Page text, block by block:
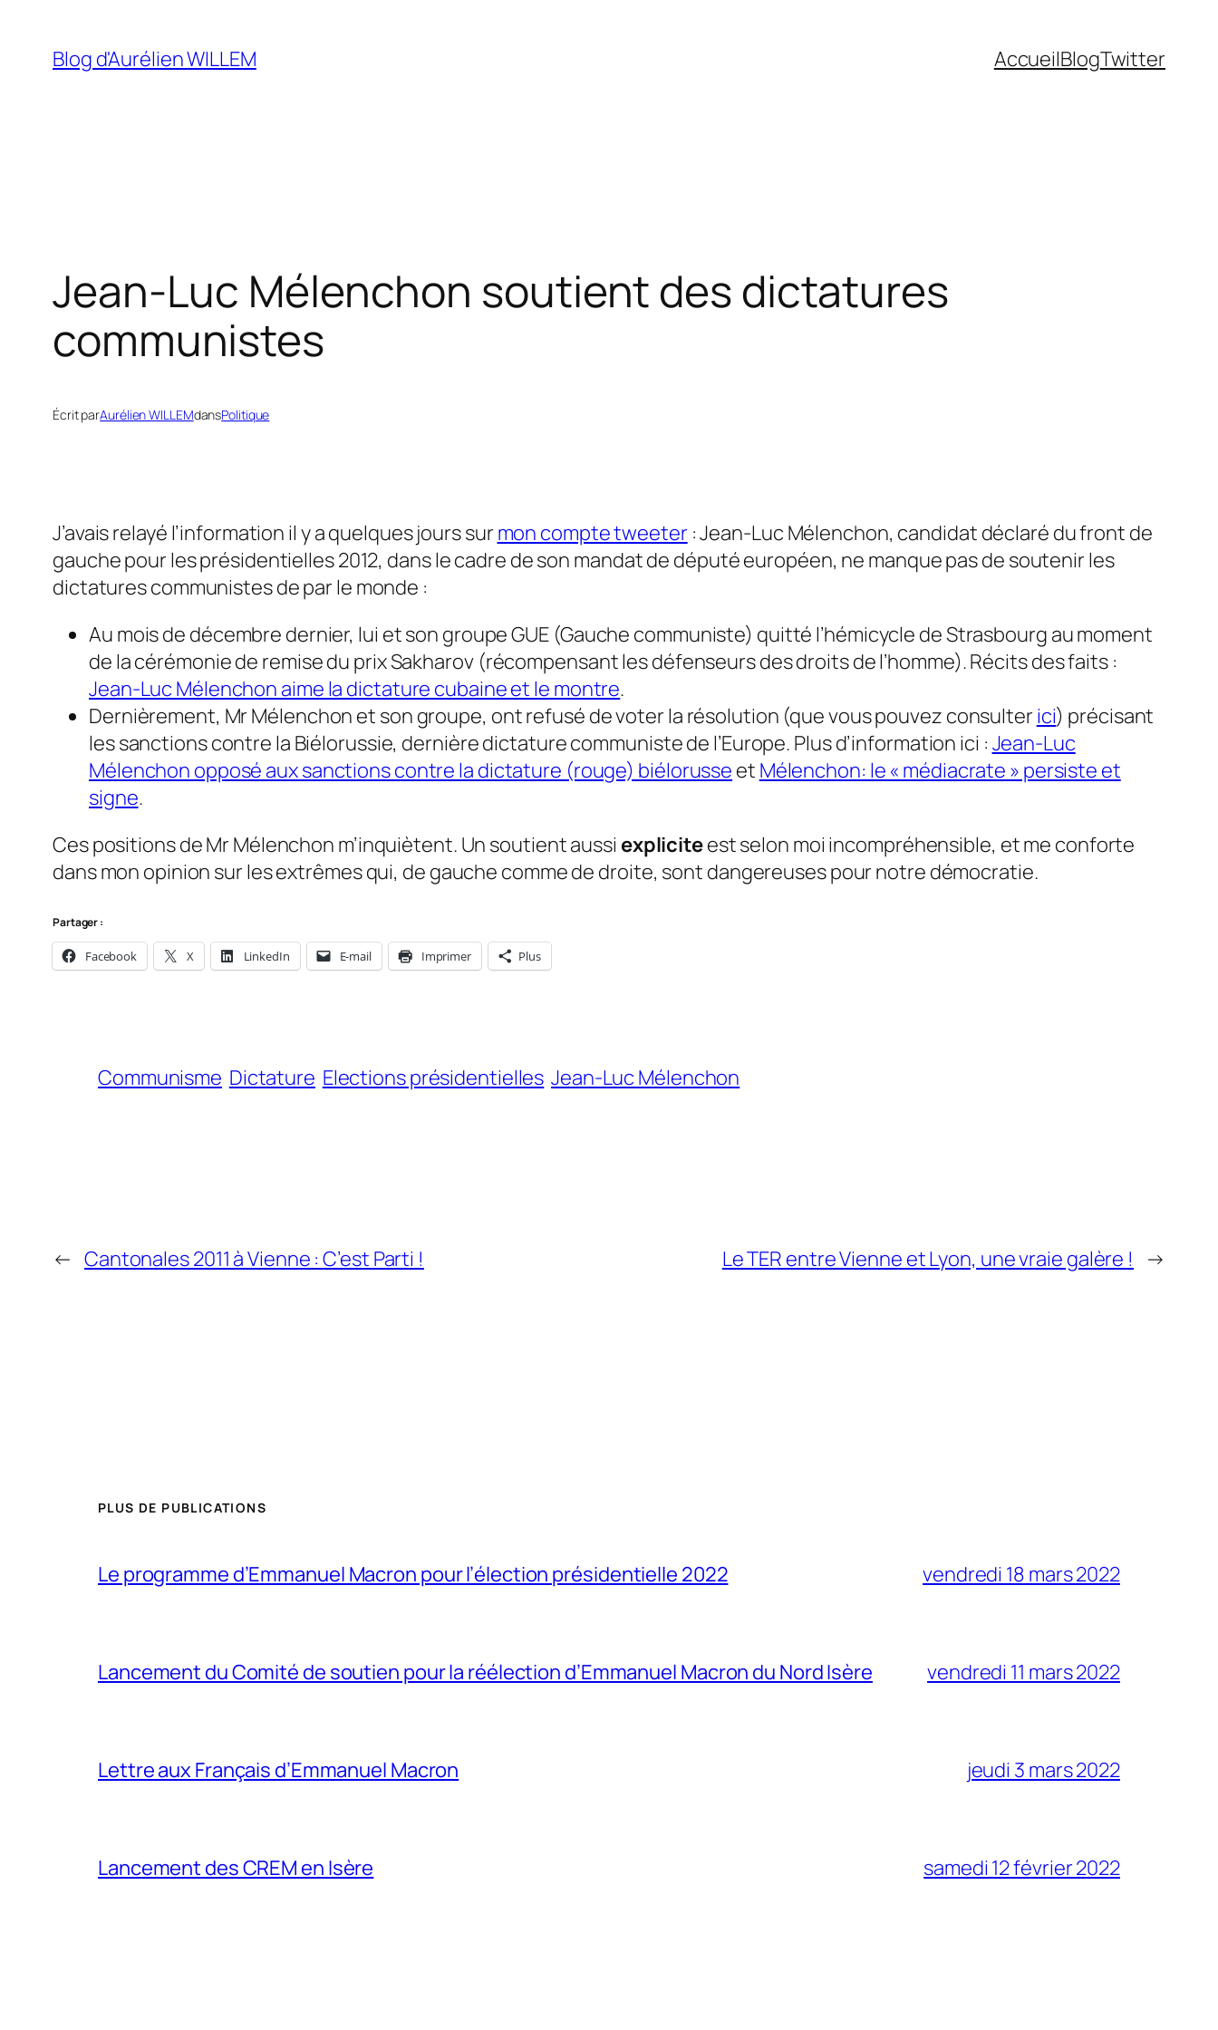
contenu
Blog d'Aurélien WILLEM AccueilBlogTwitter
Jean-Luc Mélenchon soutient des dictatures
communistes
Écrit parAurélien WILLEMdansPolitique
J’avais relayé l’information il y a quelques jours sur mon compte tweeter: Jean-Luc Mélenchon, candidat déclaré du front de
gauche pour les présidentielles 2012, dans le cadre de son mandat de député européen, ne manque pas de soutenir les
dictatures communistes de par le monde :
Au mois de décembre dernier, lui et son groupe GUE (Gauche communiste) quitté l’hémicycle de Strasbourg au moment
de la cérémonie de remise du prix Sakharov (récompensant les défenseurs des droits de l’homme). Récits des faits :
Jean-Luc Mélenchon aime la dictature cubaine et le montre.
Dernièrement, Mr Mélenchon et son groupe, ont refusé de voter la résolution (que vous pouvez consulter ici) précisant
les sanctions contre la Biélorussie, dernière dictature communiste de l’Europe. Plus d’information ici : Jean-Luc
Mélenchon opposé aux sanctions contre la dictature (rouge) biélorusse et Mélenchon: le « médiacrate » persiste et
signe.
Ces positions de Mr Mélenchon m’inquiètent. Un soutient aussi expliciteest selon moi incompréhensible, et me conforte
dans mon opinion sur les extrêmes qui, de gauche comme de droite, sont dangereuses pour notre démocratie.
Partager :
Facebook X LinkedIn E-mail Imprimer Plus
Communisme Dictature Elections présidentielles Jean-Luc Mélenchon
← Cantonales 2011 à Vienne : C’est Parti ! Le TER entre Vienne et Lyon, une vraie galère ! →
PLUS DE PUBLICATIONS
Le programme d’Emmanuel Macron pour l’élection présidentielle 2022 vendredi 18 mars 2022
Lancement du Comité de soutien pour la réélection d’Emmanuel Macron du Nord Isère vendredi 11 mars 2022
Lettre aux Français d’Emmanuel Macron jeudi 3 mars 2022
Lancement des CREM en Isère samedi 12 février 2022